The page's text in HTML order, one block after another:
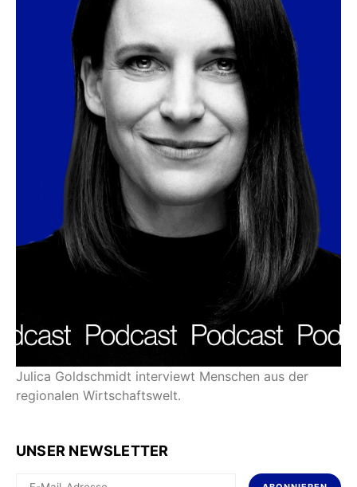
Julica Goldschmidt interviewt Menschen aus der
regionalen Wirtschaftswelt.
UNSER NEWSLETTER